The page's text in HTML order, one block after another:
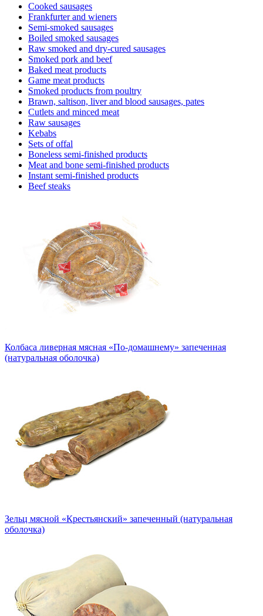
Cooked sausages
Frankfurter and wieners
Semi-smoked sausages
Boiled smoked sausages
Raw smoked and dry-cured sausages
Smoked pork and beef
Baked meat products
Game meat products
Smoked products from poultry
Brawn, saltison, liver and blood sausages, pates
Cutlets and minced meat
Raw sausages
Kebabs
Sets of offal
Boneless semi-finished products
Meat and bone semi-finished products
Instant semi-finished products
Beef steaks
Колбаса ливерная мясная «По-домашнему» запеченная
(натуральная оболочка)
Зельц мясной «Крестьянский» запеченный (натуральная
оболочка)